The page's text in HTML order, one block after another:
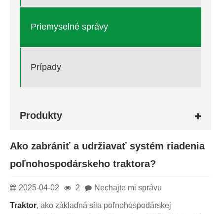
Priemyselné správy
Prípady
Produkty
Ako zabrániť a udržiavať systém riadenia
poľnohospodárskeho traktora?
2025-04-02 2 Nechajte mi správu
Traktor, ako základná sila poľnohospodárskej